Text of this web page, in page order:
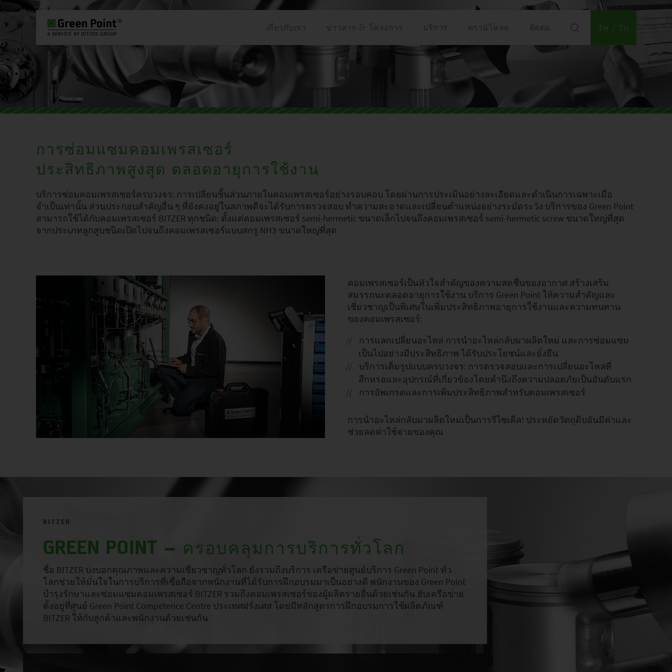
เกี่ยวกับเรา ข่าวสาร & โครงการ บริการ ดาวน์โหลด ติดต่อ TH / TH
PLEASE SELECT COUNTRY AND LANGUAGE:
ASIA
การซ่อมแซมคอมเพรสเซอร์
ประสิทธิภาพสูงสุด ตลอดอายุการใช้งาน
บริการซ่อมคอมเพรสเซอร์ครบวงจร: การเปลี่ยนชิ้นส่วนภายในคอมเพรสเซอร์อย่างรอบคอบ โดยผ่านการประเมินอย่างละเอียดและดำเนินการเฉพาะเมื่อ
จำเป็นเท่านั้น ส่วนประกอบสำคัญอื่น ๆ ที่ยังคงอยู่ในสภาพดีจะได้รับการตรวจสอบ ทำความสะอาดและเปลี่ยนตำแหน่งอย่างระมัดระวัง บริการของ Green Point
สามารถใช้ได้กับคอมเพรสเซอร์ BITZER ทุกชนิด: ตั้งแต่คอมเพรสเซอร์ semi-hermetic ขนาดเล็กไปจนถึงคอมเพรสเซอร์ semi-hermetic screw ขนาดใหญ่ที่สุด
จากประเภทลูกสูบชนิดเปิดไปจนถึงคอมเพรสเซอร์แบบสกรู NH3 ขนาดใหญ่ที่สุด
คอมเพรสเซอร์เป็นหัวใจสำคัญของความสดชื่นของอากาศ สร้างเสริม
สมรรถนะตลอดอายุการใช้งาน บริการ Green Point ให้ความสำคัญและ
เชี่ยวชาญเป็นพิเศษในเพิ่มประสิทธิภาพอายุการใช้งานและความทนทาน
ของคอมเพรสเซอร์:
การแลกเปลี่ยนอะไหล่ การนำอะไหล่กลับมาผลิตใหม่ และการซ่อมแซม
เป็นไปอย่างมีประสิทธิภาพ ได้รับประโยชน์และยั่งยืน
บริการเต็มรูปแบบครบวงจร: การตรวจสอบและการเปลี่ยนอะไหล่ที่
สึกหรอและอุปกรณ์ที่เกี่ยวข้องโดยคำนึงถึงความปลอดภัยเป็นอันดับแรก
การอัพเกรดและการเพิ่มประสิทธิภาพสำหรับคอมเพรสเซอร์
การนำอะไหล่กลับมาผลิตใหม่เป็นการรีไซเคิล! ประหยัดวัตถุดิบอันมีค่าและ
ช่วยลดค่าใช้จ่ายของคุณ
BITZER
GREEN POINT – ครอบคลุมการบริการทั่วโลก
ชื่อ BITZER บ่งบอกคุณภาพและความเชี่ยวชาญทั่วโลก ยังรวมถึงบริการ เครือข่ายศูนย์บริการ Green Point ทั่ว
โลกช่วยให้มั่นใจในการบริการที่เชื่อถือจากพนักงานที่ได้รับการฝึกอบรมมาเป็นอย่างดี พนักงานของ Green Point
บำรุงรักษาและซ่อมแซมคอมเพรสเซอร์ BITZER รวมถึงคอมเพรสเซอร์ของผู้ผลิตรายอื่นด้วยเช่นกัน ฮับเครือข่าย
ตั้งอยู่ที่ศูนย์ Green Point Competence Centre ประเทศฝรั่งเศส โดยมีหลักสูตรการฝึกอบรมการใช้ผลิตภัณฑ์
BITZER ให้กับลูกค้าและพนักงานด้วยเช่นกัน